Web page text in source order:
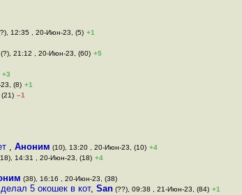
12:35 , 20-Июн-23, (5) +1
(?), 21:12 , 20-Июн-23, (60) +5
+3
(8) +1
–1
, Аноним (10), 13:20 , 20-Июн-23, (10) +4
14:31 , 20-Июн-23, (18) +4
(38), 16:16 , 20-Июн-23, (38)
5 окошек в кот, San (??), 09:38 , 21-Июн-23, (84) +1